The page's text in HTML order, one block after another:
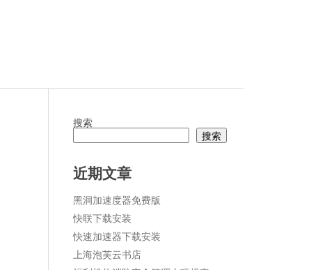
搜索
搜索
近期文章
黑洞加速度器免费版
快联下载安装
快速加速器下载安装
上海泡芙云书店